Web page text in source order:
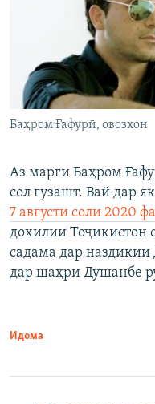
Баҳром Ғафурӣ, овозхон
Аз марги Баҳром
сол гузашт. Вай дар
7 августи соли 2020
дохилии Тоҷикистон
садама дар
дар шаҳри Душанбе
Идома